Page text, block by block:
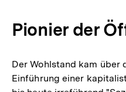
Pionier der
Der Wohlstand kam über
Einführung einer